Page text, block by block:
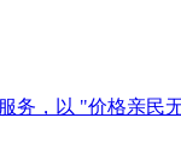
务，以 "价格亲民